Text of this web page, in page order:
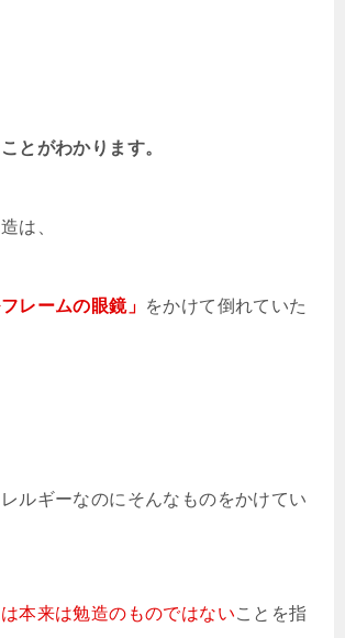
とがわかります。
は、
レームの眼鏡」 をかけて倒れていた
ルギーなのにそんなものをかけてい
本来は勉造のものではないことを指